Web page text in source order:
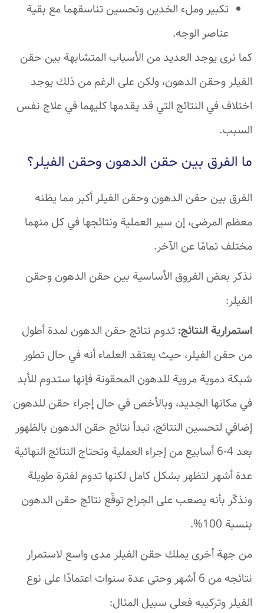
تكبير وملء الخدين وتحسين تناسقهما مع بقية
عناصر الوجه.
كما نرى يوجد العديد من الأسباب المتشابهة بين حقن
الفيلر وحقن الدهون، ولكن على الرغم من ذلك يوجد
اختلاف في النتائج التي قد يقدمها كليهما في علاج نفس
السبب.
ما الفرق بين حقن الدهون وحقن الفيلر؟
الفرق بين حقن الدهون وحقن الفيلر أكبر مما يظنه
معظم المرضى، إن سير العملية ونتائجها في كل منهما
مختلف تمامًا عن الآخر.
نذكر بعض الفروق الأساسية بين حقن الدهون وحقن
الفيلر:
استمرارية النتائج: تدوم نتائج حقن الدهون لمدة أطول
من حقن الفيلر، حيث يعتقد العلماء أنه في حال تطور
شبكة دموية مروية للدهون المحقونة فإنها ستدوم للأبد
في مكانها الجديد، وبالأخص في حال إجراء حقن للدهون
إضافي لتحسين النتائج، تبدأ نتائج حقن الدهون بالظهور
بعد 4-6 أسابيع من إجراء العملية وتحتاج النتائج النهائية
عدة أشهر لتظهر بشكل كامل لكنها تدوم لفترة طويلة
ونذكّر بأنه يصعب على الجراح توقّع نتائج حقن الدهون
بنسبة 100%.
من جهة أخرى يملك حقن الفيلر مدى واسع لاستمرار
نتائجه من 6 أشهر وحتى عدة سنوات اعتمادًا على نوع
الفيلر وتركيبه فعلى سبيل المثال: